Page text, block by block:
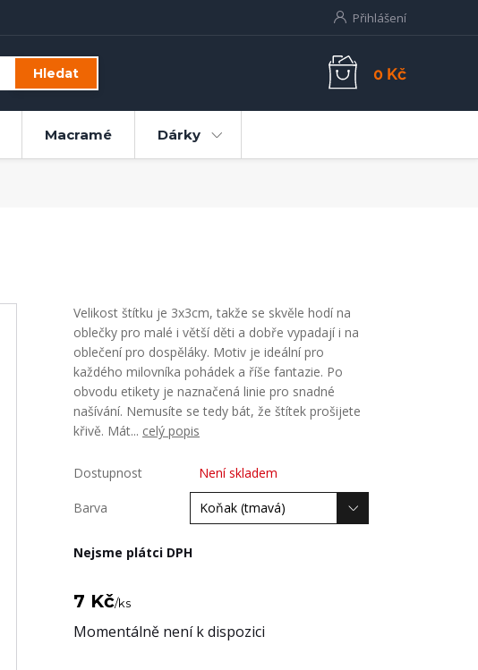
Přihlášení
Hledat 0 Kč
Macramé Dárky
Velikost štítku je 3x3cm, takže se skvěle hodí na
oblečky pro malé i větší děti a dobře vypadají i na
oblečení pro dospěláky. Motiv je ideální pro
každého milovníka pohádek a říše fantazie. Po
obvodu etikety je naznačená linie pro snadné
našívání. Nemusíte se tedy bát, že štítek prošijete
křivě. Mát... celý popis
Dostupnost Není skladem
Barva
Nejsme plátci DPH
7 Kč/ks
Momentálně není k dispozici